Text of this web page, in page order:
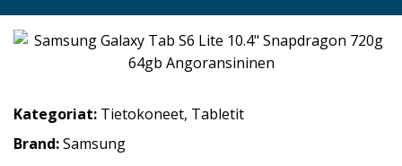
Kategoriat: Tietokoneet, Tabletit
Brand:Samsung